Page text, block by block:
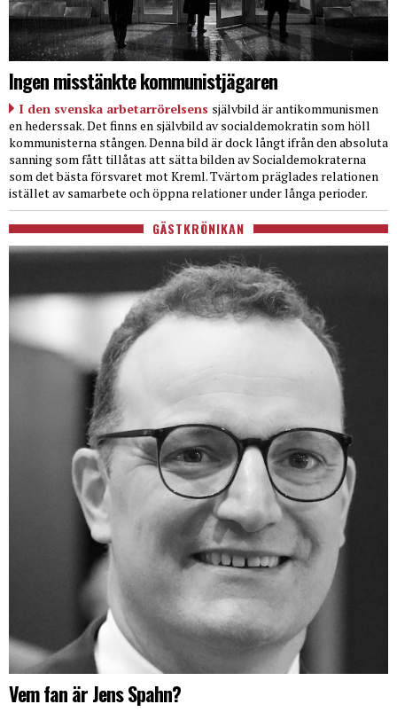
Ingen misstänkte kommunistjägaren
I den svenska arbetarrörelsens självbild är antikommunismen
en hederssak. Det finns en självbild av socialdemokratin som höll
kommunisterna stången. Denna bild är dock långt ifrån den absoluta
sanning som fått tillåtas att sätta bilden av Socialdemokraterna
som det bästa försvaret mot Kreml. Tvärtom präglades relationen
istället av samarbete och öppna relationer under långa perioder.
GÄSTKRÖNIKAN
Vem fan är Jens Spahn?